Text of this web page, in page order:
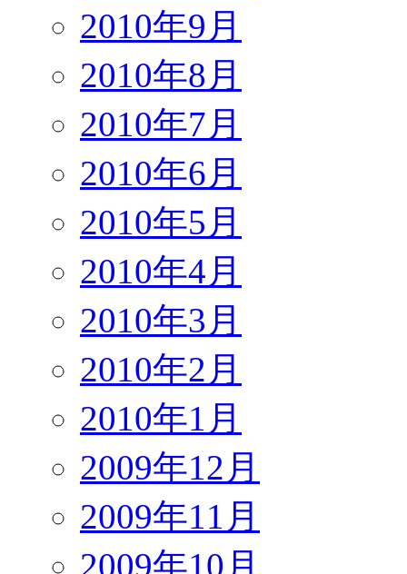
2010年9月
2010年8月
2010年7月
2010年6月
2010年5月
2010年4月
2010年3月
2010年2月
2010年1月
2009年12月
2009年11月
2009年10月